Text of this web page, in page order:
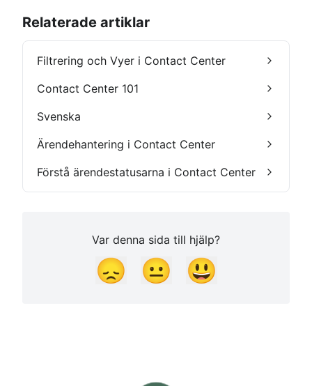
Relaterade artiklar
Filtrering och Vyer i Contact Center
Contact Center 101
Svenska
Ärendehantering i Contact Center
Förstå ärendestatusarna i Contact Center
Var denna sida till hjälp?
😞 😐 😃